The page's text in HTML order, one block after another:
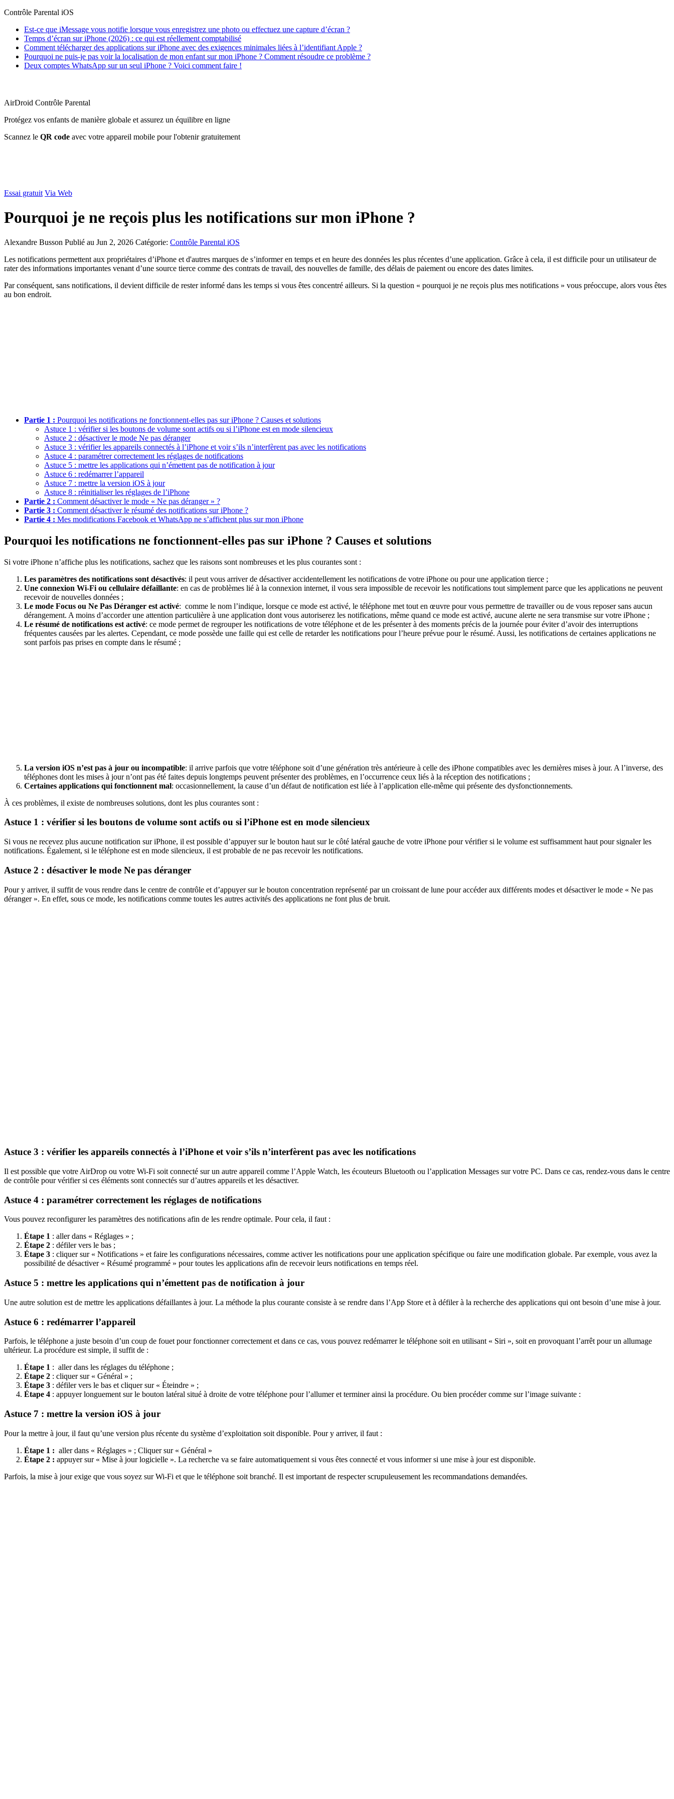
Contrôle Parental iOS
Est-ce que iMessage vous notifie lorsque vous enregistrez une photo ou effectuez une capture d’écran ?
Temps d’écran sur iPhone (2026) : ce qui est réellement comptabilisé
Comment télécharger des applications sur iPhone avec des exigences minimales liées à l’identifiant Apple ?
Pourquoi ne puis-je pas voir la localisation de mon enfant sur mon iPhone ? Comment résoudre ce problème ?
Deux comptes WhatsApp sur un seul iPhone ? Voici comment faire !
AirDroid Contrôle Parental
Protégez vos enfants de manière globale et assurez un équilibre en ligne
Scannez le QR code avec votre appareil mobile pour l'obtenir gratuitement
Essai gratuit Via Web
Pourquoi je ne reçois plus les notifications sur mon iPhone ?
Alexandre Busson Publié au Jun 2, 2026 Catégorie: Contrôle Parental iOS
Les notifications permettent aux propriétaires d’iPhone et d'autres marques de s’informer en temps et en heure des données les plus récentes d’une application. Grâce à cela, il est difficile pour un utilisateur de
rater des informations importantes venant d’une source tierce comme des contrats de travail, des nouvelles de famille, des délais de paiement ou encore des dates limites.
Par conséquent, sans notifications, il devient difficile de rester informé dans les temps si vous êtes concentré ailleurs. Si la question « pourquoi je ne reçois plus mes notifications » vous préoccupe, alors vous êtes
au bon endroit.
Partie 1 : Pourquoi les notifications ne fonctionnent-elles pas sur iPhone ? Causes et solutions
Astuce 1 : vérifier si les boutons de volume sont actifs ou si l’iPhone est en mode silencieux
Astuce 2 : désactiver le mode Ne pas déranger
Astuce 3 : vérifier les appareils connectés à l’iPhone et voir s’ils n’interfèrent pas avec les notifications
Astuce 4 : paramétrer correctement les réglages de notifications
Astuce 5 : mettre les applications qui n’émettent pas de notification à jour
Astuce 6 : redémarrer l’appareil
Astuce 7 : mettre la version iOS à jour
Astuce 8 : réinitialiser les réglages de l’iPhone
Partie 2 : Comment désactiver le mode « Ne pas déranger » ?
Partie 3 : Comment désactiver le résumé des notifications sur iPhone ?
Partie 4 : Mes modifications Facebook et WhatsApp ne s’affichent plus sur mon iPhone
Pourquoi les notifications ne fonctionnent-elles pas sur iPhone ? Causes et solutions
Si votre iPhone n’affiche plus les notifications, sachez que les raisons sont nombreuses et les plus courantes sont :
Les paramètres des notifications sont désactivés: il peut vous arriver de désactiver accidentellement les notifications de votre iPhone ou pour une application tierce ;
Une connexion Wi-Fi ou cellulaire défaillante: en cas de problèmes lié à la connexion internet, il vous sera impossible de recevoir les notifications tout simplement parce que les applications ne peuvent
recevoir de nouvelles données ;
Le mode Focus ou Ne Pas Déranger est activé: comme le nom l’indique, lorsque ce mode est activé, le téléphone met tout en œuvre pour vous permettre de travailler ou de vous reposer sans aucun
dérangement. A moins d’accorder une attention particulière à une application dont vous autoriserez les notifications, même quand ce mode est activé, aucune alerte ne sera transmise sur votre iPhone ;
Le résumé de notifications est activé: ce mode permet de regrouper les notifications de votre téléphone et de les présenter à des moments précis de la journée pour éviter d’avoir des interruptions
fréquentes causées par les alertes. Cependant, ce mode possède une faille qui est celle de retarder les notifications pour l’heure prévue pour le résumé. Aussi, les notifications de certaines applications ne
sont parfois pas prises en compte dans le résumé ;
La version iOS n’est pas à jour ou incompatible: il arrive parfois que votre téléphone soit d’une génération très antérieure à celle des iPhone compatibles avec les dernières mises à jour. A l’inverse, des
téléphones dont les mises à jour n’ont pas été faites depuis longtemps peuvent présenter des problèmes, en l’occurrence ceux liés à la réception des notifications ;
Certaines applications qui fonctionnent mal: occasionnellement, la cause d’un défaut de notification est liée à l’application elle-même qui présente des dysfonctionnements.
À ces problèmes, il existe de nombreuses solutions, dont les plus courantes sont :
Astuce 1 : vérifier si les boutons de volume sont actifs ou si l’iPhone est en mode silencieux
Si vous ne recevez plus aucune notification sur iPhone, il est possible d’appuyer sur le bouton haut sur le côté latéral gauche de votre iPhone pour vérifier si le volume est suffisamment haut pour signaler les
notifications. Également, si le téléphone est en mode silencieux, il est probable de ne pas recevoir les notifications.
Astuce 2 : désactiver le mode Ne pas déranger
Pour y arriver, il suffit de vous rendre dans le centre de contrôle et d’appuyer sur le bouton concentration représenté par un croissant de lune pour accéder aux différents modes et désactiver le mode « Ne pas
déranger ». En effet, sous ce mode, les notifications comme toutes les autres activités des applications ne font plus de bruit.
Astuce 3 : vérifier les appareils connectés à l’iPhone et voir s’ils n’interfèrent pas avec les notifications
Il est possible que votre AirDrop ou votre Wi-Fi soit connecté sur un autre appareil comme l’Apple Watch, les écouteurs Bluetooth ou l’application Messages sur votre PC. Dans ce cas, rendez-vous dans le centre
de contrôle pour vérifier si ces éléments sont connectés sur d’autres appareils et les désactiver.
Astuce 4 : paramétrer correctement les réglages de notifications
Vous pouvez reconfigurer les paramètres des notifications afin de les rendre optimale. Pour cela, il faut :
Étape 1 : aller dans « Réglages » ;
Étape 2 : défiler vers le bas ;
Étape 3 : cliquer sur « Notifications » et faire les configurations nécessaires, comme activer les notifications pour une application spécifique ou faire une modification globale. Par exemple, vous avez la
possibilité de désactiver « Résumé programmé » pour toutes les applications afin de recevoir leurs notifications en temps réel.
Astuce 5 : mettre les applications qui n’émettent pas de notification à jour
Une autre solution est de mettre les applications défaillantes à jour. La méthode la plus courante consiste à se rendre dans l’App Store et à défiler à la recherche des applications qui ont besoin d’une mise à jour.
Astuce 6 : redémarrer l’appareil
Parfois, le téléphone a juste besoin d’un coup de fouet pour fonctionner correctement et dans ce cas, vous pouvez redémarrer le téléphone soit en utilisant « Siri », soit en provoquant l’arrêt pour un allumage
ultérieur. La procédure est simple, il suffit de :
Étape 1 : aller dans les réglages du téléphone ;
Étape 2 : cliquer sur « Général » ;
Étape 3 : défiler vers le bas et cliquer sur « Éteindre » ;
Étape 4 : appuyer longuement sur le bouton latéral situé à droite de votre téléphone pour l’allumer et terminer ainsi la procédure. Ou bien procéder comme sur l’image suivante :
Astuce 7 : mettre la version iOS à jour
Pour la mettre à jour, il faut qu’une version plus récente du système d’exploitation soit disponible. Pour y arriver, il faut :
Étape 1 : aller dans « Réglages » ; Cliquer sur « Général »
Étape 2 : appuyer sur « Mise à jour logicielle ». La recherche va se faire automatiquement si vous êtes connecté et vous informer si une mise à jour est disponible.
Parfois, la mise à jour exige que vous soyez sur Wi-Fi et que le téléphone soit branché. Il est important de respecter scrupuleusement les recommandations demandées.